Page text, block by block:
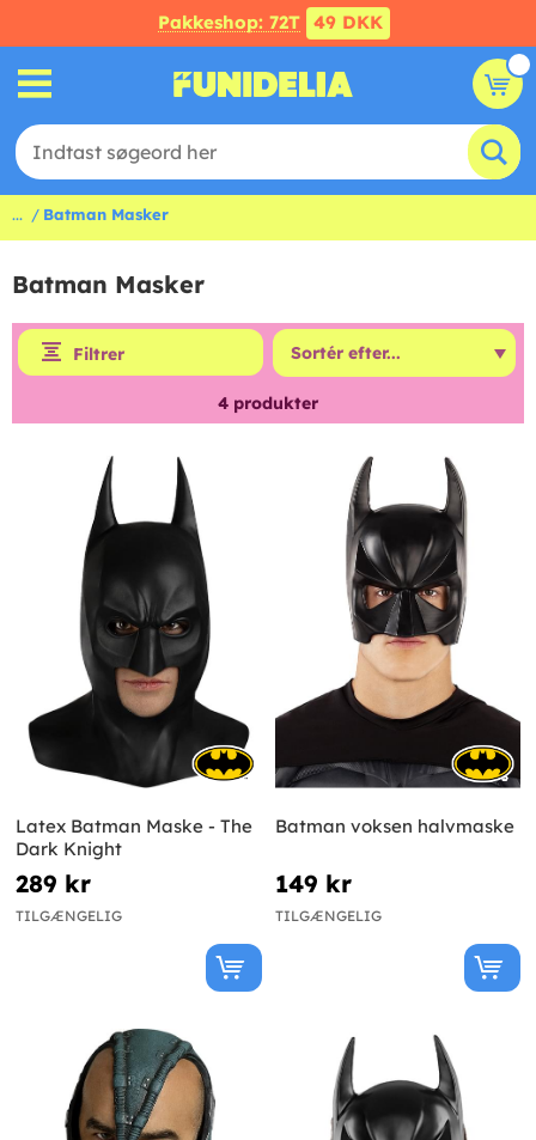
Pakkeshop: 72T 49 DKK
... Batman Masker
Batman Masker
Filtrer
4 produkter
Latex Batman Maske - The
Dark Knight
289 kr
TILGÆNGELIG
Batman voksen halvmaske
149 kr
TILGÆNGELIG